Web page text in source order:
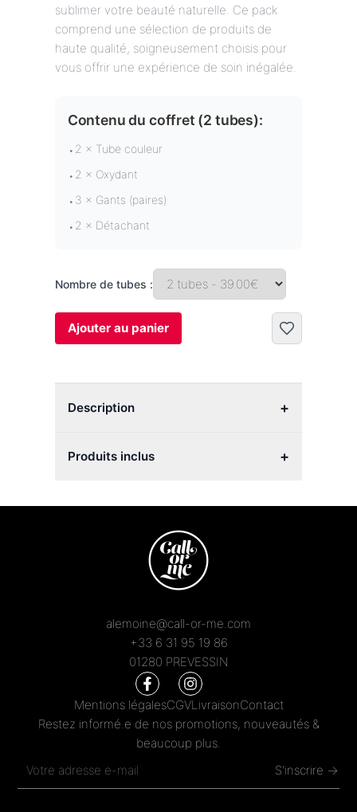
sublimer votre beauté naturelle. Ce pack
comprend une sélection de produits de
haute qualité, soigneusement choisis pour
vous offrir une expérience de soin inégalée.
Contenu du coffret (2 tubes):
• 2 × Tube couleur
• 2 × Oxydant
• 3 × Gants (paires)
• 2 × Détachant
Nombre de tubes :
Ajouter au panier
Description +
Produits inclus +
alemoine@call-or-me.com
+33 6 31 95 19 86
01280 PREVESSIN
Mentions légalesCGVLivraisonContact
Restez informé.e de nos promotions, nouveautés &
beaucoup plus.
S'inscrire →